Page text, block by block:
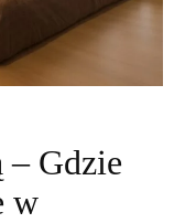
– Gdzie
w